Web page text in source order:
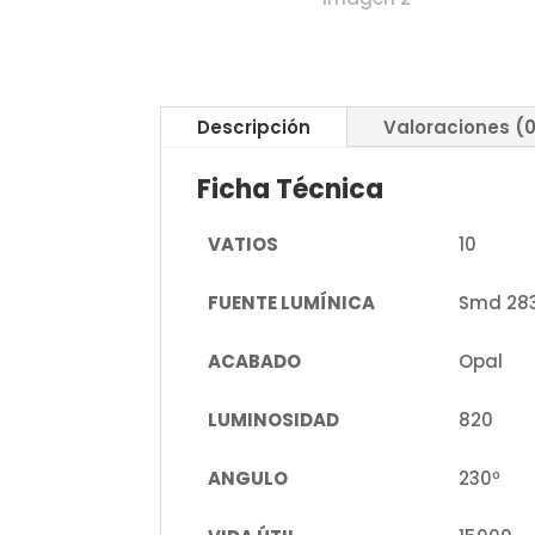
Descripción Valoraciones
Ficha Técnica
VATIOS 10
FUENTE LUMÍNICA Smd
ACABADO Opal
LUMINOSIDAD 820
ANGULO 230º